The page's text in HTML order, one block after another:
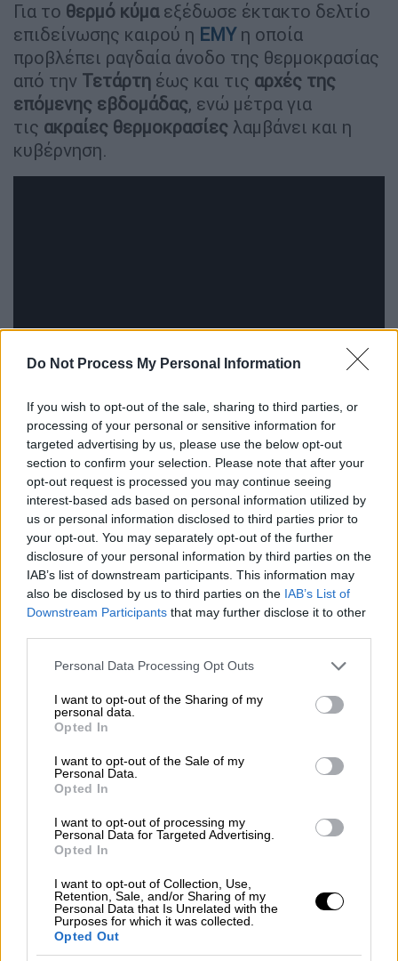
Do Not Process My Personal Information
If you wish to opt-out of the sale, sharing to third parties, or
processing of your personal or sensitive information for
targeted advertising by us, please use the below opt-out
section to confirm your selection. Please note that after your
opt-out request is processed you may continue seeing
interest-based ads based on personal information utilized by
us or personal information disclosed to third parties prior to
your opt-out. You may separately opt-out of the further
disclosure of your personal information by third parties on the
IAB’s list of downstream participants. This information may
also be disclosed by us to third parties on the IAB’s List of
Downstream Participants that may further disclose it to other
Please note that this website/app uses one or more Google
not limited to your visit or usage behaviour. You may click to
grant or deny consent to Google and its third-party tags to
use your data for below specified purposes in below Google
consent section.
Personal Data Processing Opt Outs
I want to opt-out of the Sharing of my
personal data.
Opted In
I want to opt-out of the Sale of my
Personal Data.
Opted In
I want to opt-out of processing my
Personal Data for Targeted Advertising.
Opted In
I want to opt-out of Collection, Use,
Retention, Sale, and/or Sharing of my
Personal Data that Is Unrelated with the
Purposes for which it was collected.
Opted Out
Για το θερμό κύμαεξέδωσε έκτακτο δελτίο
επιδείνωσης καιρού η ΕΜΥη οποία
προβλέπει ραγδαία άνοδο της θερμοκρασίας
από την Τετάρτη έως και τις αρχές της
επόμενης εβδομάδας, ενώ μέτρα για
τις ακραίες θερμοκρασίες λαμβάνει και η
κυβέρνηση.
Η ΕΜΥ αναφέρει ότι το εκτεταμένο πεδίο
υψηλών πιέσεωνπου καλύπτει τις ακτές
τηςΑφρικήςκαι τηΔυτική και Κεντρική
Μεσόγειοκαι συνοδεύεται από πολύθερμές
αέριες μάζεςεπεκτείνεται σταδιακά
ανατολικότερα και προκαλεί συνθήκες
καύσωνα από την Τετάρτη (12/7) έως και τις
αρχές της επόμενης εβδομάδας, σύμφωνα
μεέκτακτο δελτίο επικίνδυνων καιρικών
φαινομένωνπου εξέδωσε ηΕθνική
Μετεωρολογική Υπηρεσία(ΕΜΥ).
Ο καύσωνας αυτός λαμβάνει την ονομασία
CLEON» και εντάσσεται σταΕπικίνδυνα
Καιρικά Φαινόμενα
Παρασκευή (14/7) και το Σάββατο (15/7).
1. Την Τετάρτη (12/7) υψηλές θερμοκρασίες
νότια ηπειρωτικά. Η μέγιστη τιμή της
θερμοκρασίας θα φθάσει:
στα βόρεια ηπειρωτικά τους36 με 37